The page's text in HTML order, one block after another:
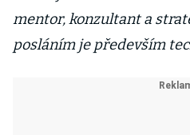
mentor, konzultant a
posláním je především